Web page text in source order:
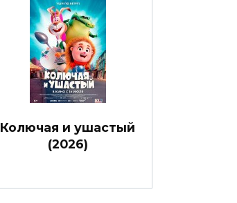
Колючая и ушастый
(2026)